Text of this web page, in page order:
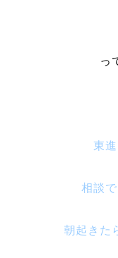
っ
東
相談
朝起きた